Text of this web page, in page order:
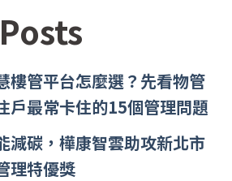
樓管平台怎麼選？先看物管
戶最常卡住的15個管理問題
減碳，樺康智雲助攻新北市
理特優獎